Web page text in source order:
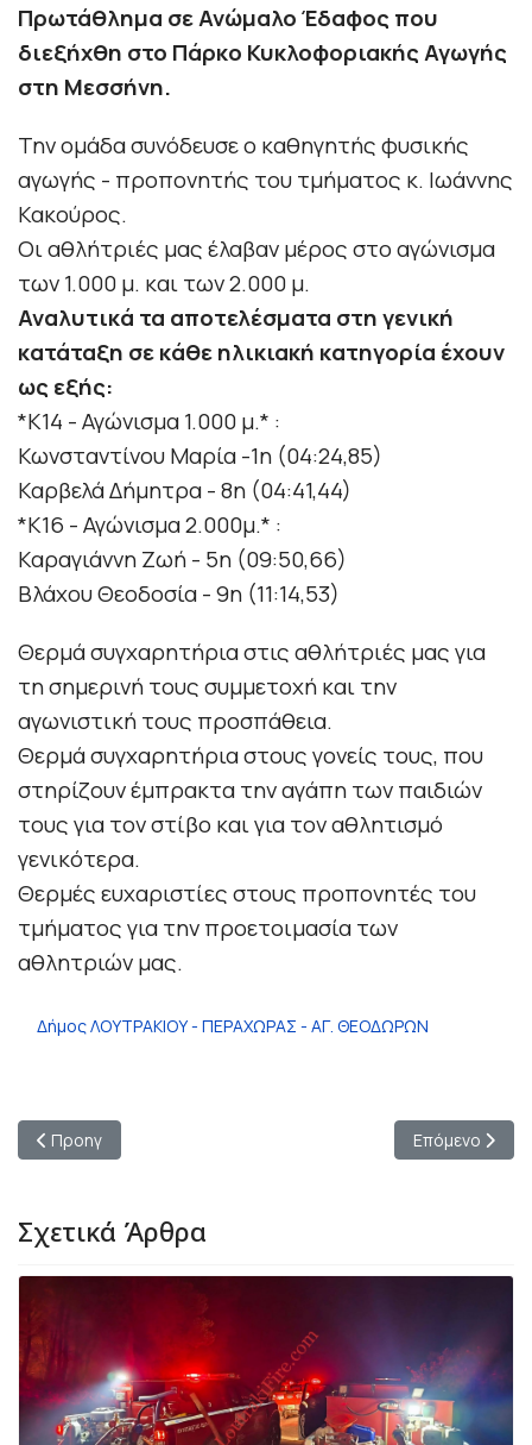
Πρωτάθλημα σε Ανώμαλο Έδαφος που
διεξήχθη στο Πάρκο Κυκλοφοριακής Αγωγής
στη Μεσσήνη.
Την ομάδα συνόδευσε ο καθηγητής φυσικής
αγωγής - προπονητής του τμήματος κ. Ιωάννης
Κακούρος.
Οιαθλήτριές μας έλαβαν μέρος στο αγώνισμα
των 1.000 μ. και των 2.000 μ.
Αναλυτικά τα αποτελέσματα στη γενική
κατάταξη σε κάθε ηλικιακή κατηγορία έχουν
ως εξής:
*Κ14 - Αγώνισμα 1.000 μ.* :
Κωνσταντίνου Μαρία -1η (04:24,85)
Καρβελά Δήμητρα - 8η (04:41,44)
*Κ16 - Αγώνισμα 2.000μ.* :
Καραγιάννη Ζωή - 5η (09:50,66)
Βλάχου Θεοδοσία - 9η (11:14,53)
Θερμά συγχαρητήρια στις αθλήτριές μας για
τη σημερινή τους συμμετοχή και την
αγωνιστική τους προσπάθεια.
Θερμά συγχαρητήρια στους γονείς τους, που
στηρίζουν έμπρακτα την αγάπη των παιδιών
τους για τον στίβο και για τον αθλητισμό
γενικότερα.
Θερμές ευχαριστίες στους προπονητές του
τμήματος για την προετοιμασία των
αθλητριών μας.
Δήμος ΛΟΥΤΡΑΚΙΟΥ - ΠΕΡΑΧΩΡΑΣ - ΑΓ. ΘΕΟΔΩΡΩΝ
Προηγούμενο άρθρο: Άλλη μία σπουδαία διάκριση για τους
Προηγ Επόμενο
Επόμενο
Σχετικά Άρθρα